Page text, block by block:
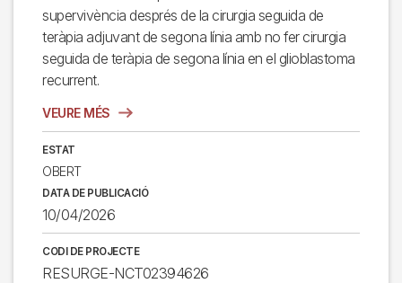
supervivència després de la cirurgia seguida de
teràpia adjuvant de segona línia amb no fer cirurgia
seguida de teràpia de segona línia en el glioblastoma
recurrent.
VEURE MÉS
ESTAT
OBERT
DATA DE PUBLICACIÓ
10/04/2026
CODI DE PROJECTE
RESURGE-NCT02394626